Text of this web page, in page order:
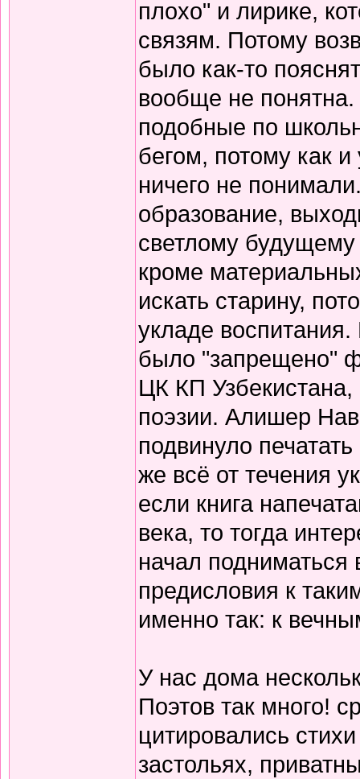
плохо" и лирике,
связям. Потому
было как-то
вообще не
подобные по
бегом, потому как
ничего не
образование,
светлому
кроме
искать старину,
укладе воспитания.
было "запрещено"
ЦК КП
поэзии. Алишер
подвинуло
же всё от течения
если книга
века, то тогда
начал
предисловия к
именно так: к
У нас дома
Поэтов так много!
цитировались
застольях,